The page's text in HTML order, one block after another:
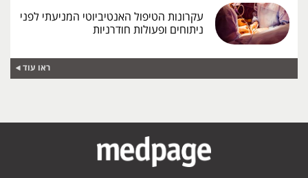
עקרונות הטיפול האנטיביוטי המניעתי לפני
ניתוחים ופעולות חודרניות
ראו עוד